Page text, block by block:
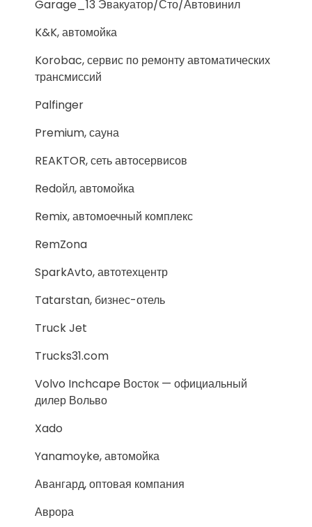
Garage_13 Эвакуатор/Сто/Автовинил
K&K, автомойка
Korobac, сервис по ремонту автоматических
трансмиссий
Palfinger
Premium, сауна
REAKTOR, сеть автосервисов
Redойл, автомойка
Remix, автомоечный комплекс
RemZona
SparkAvto, автотехцентр
Tatarstan, бизнес-отель
Truck Jet
Trucks31.com
Volvo Inchcape Восток — официальный
дилер Вольво
Xado
Yanamoyke, автомойка
Авангард, оптовая компания
Аврора